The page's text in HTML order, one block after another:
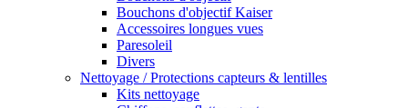
Bouchons d'objectif Kaiser
Accessoires longues vues
Paresoleil
Divers
Nettoyage / Protections capteurs & lentilles
Kits nettoyage